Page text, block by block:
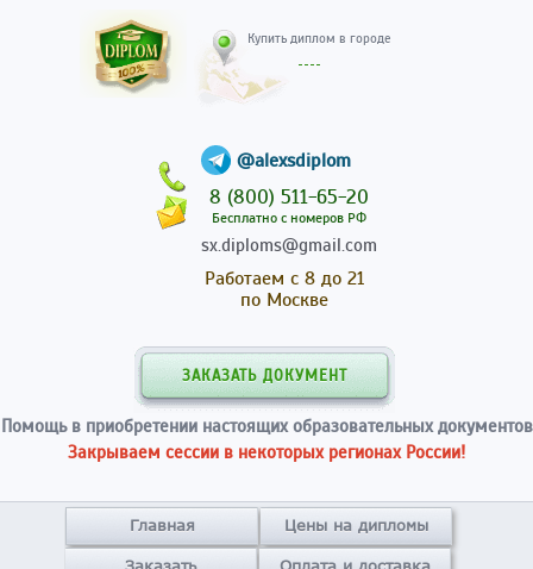
@alexsdiplom
8 (800) 511-65-20
Бесплатно с номеров РФ
sx.diploms@gmail.com
Работаем с 8 до 21
по Москве
ЗАКАЗАТЬ ДОКУМЕНТ
Помощь в приобретении настоящих образовательных документов
Закрываем сессии в некоторых регионах России!
Главная Цены на дипломы